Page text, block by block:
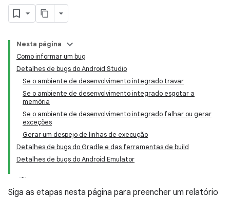
Nesta página
Como informar um bug
Detalhes de bugs do Android Studio
Se o ambiente de desenvolvimento integrado travar
Se o ambiente de desenvolvimento integrado esgotar a
memória
Se o ambiente de desenvolvimento integrado falhar ou gerar
exceções
Gerar um despejo de linhas de execução
Detalhes de bugs do Gradle e das ferramentas de build
Detalhes de bugs do Android Emulator
Siga as etapas nesta página para preencher um relatório